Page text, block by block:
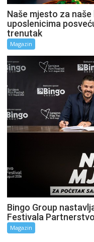
Naše mjesto za
uposlenicima
trenutak
Magazin
Bingo Group
Festivala
Magazin